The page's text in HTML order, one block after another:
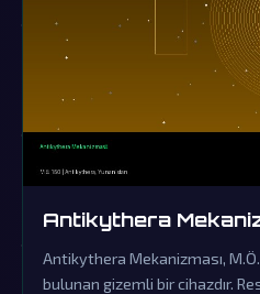
Antikythera
Antikythera Mekanizması,
bulunan gizemli bir cihazdır.